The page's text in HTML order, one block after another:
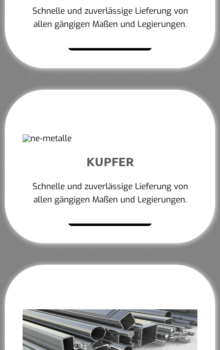
Schnelle und zuverlässige Lieferung von
allen gängigen Maßen und Legierungen.
KUPFER
Schnelle und zuverlässige Lieferung von
allen gängigen Maßen und Legierungen.